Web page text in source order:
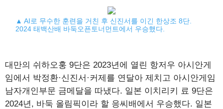
▲ AI로 무수한 훈련을 거친 후 신진서를 이긴 한상조 8단.
2024 태백산배 바둑오픈토너먼트에서 우승했다.
대만의 쉬하오훙 9단은 2023년에 열린 항저우 아시안게
임에서 박정환·신진서·커제를 연달아 제치고 아시안게임
남자개인부문 금메달을 따냈다. 일본 이치리키 료 9단은
2024년, 바둑 올림픽이라 할 응씨배에서 우승했다. 일본